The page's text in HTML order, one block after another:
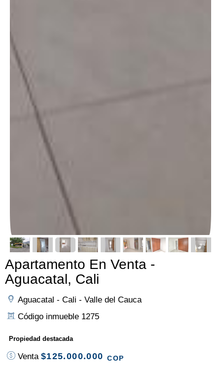
Apartamento En Venta -
Aguacatal, Cali
Aguacatal - Cali - Valle del Cauca
Código inmueble 1275
Propiedad destacada
Venta $125.000.000COP